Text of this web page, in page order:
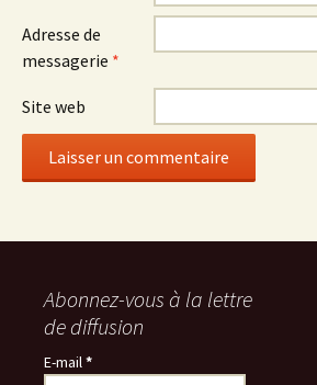
Adresse de
messagerie *
Site web
Abonnez-vous à la lettre
de diffusion
E-mail*